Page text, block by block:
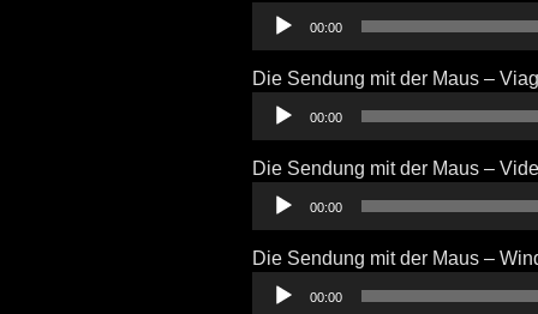
Audio-
Player
00:00
Die Sendung mit der Maus –
Audio-
Player
00:00
Die Sendung mit der Maus –
Audio-
Player
00:00
Die Sendung mit der Maus –
Audio-
Player
00:00